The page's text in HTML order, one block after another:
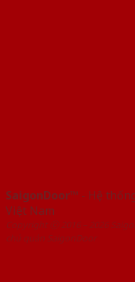
SaigonDoor™ - Hệ
Việt Nam
Copyright ⓒ 2016 – 2026
chủ quản SaigonDoor